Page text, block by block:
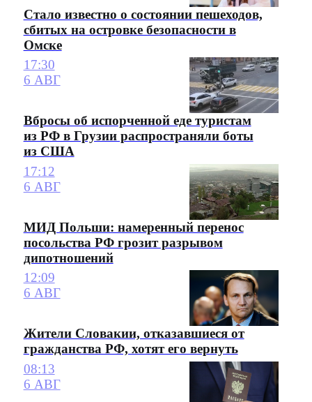
Стало известно о состоянии пешеходов,
сбитых на островке безопасности в
Омске
17:30
6 АВГ
Вбросы об испорченной еде туристам
из РФ в Грузии распространяли боты
из США
17:12
6 АВГ
МИД Польши: намеренный перенос
посольства РФ грозит разрывом
дипотношений
12:09
6 АВГ
Жители Словакии, отказавшиеся от
гражданства РФ, хотят его вернуть
08:13
6 АВГ